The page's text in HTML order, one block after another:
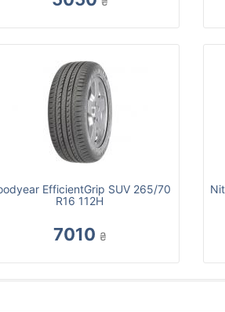
EfficientGrip SUV 265/70
R16 112H
7010 ₴